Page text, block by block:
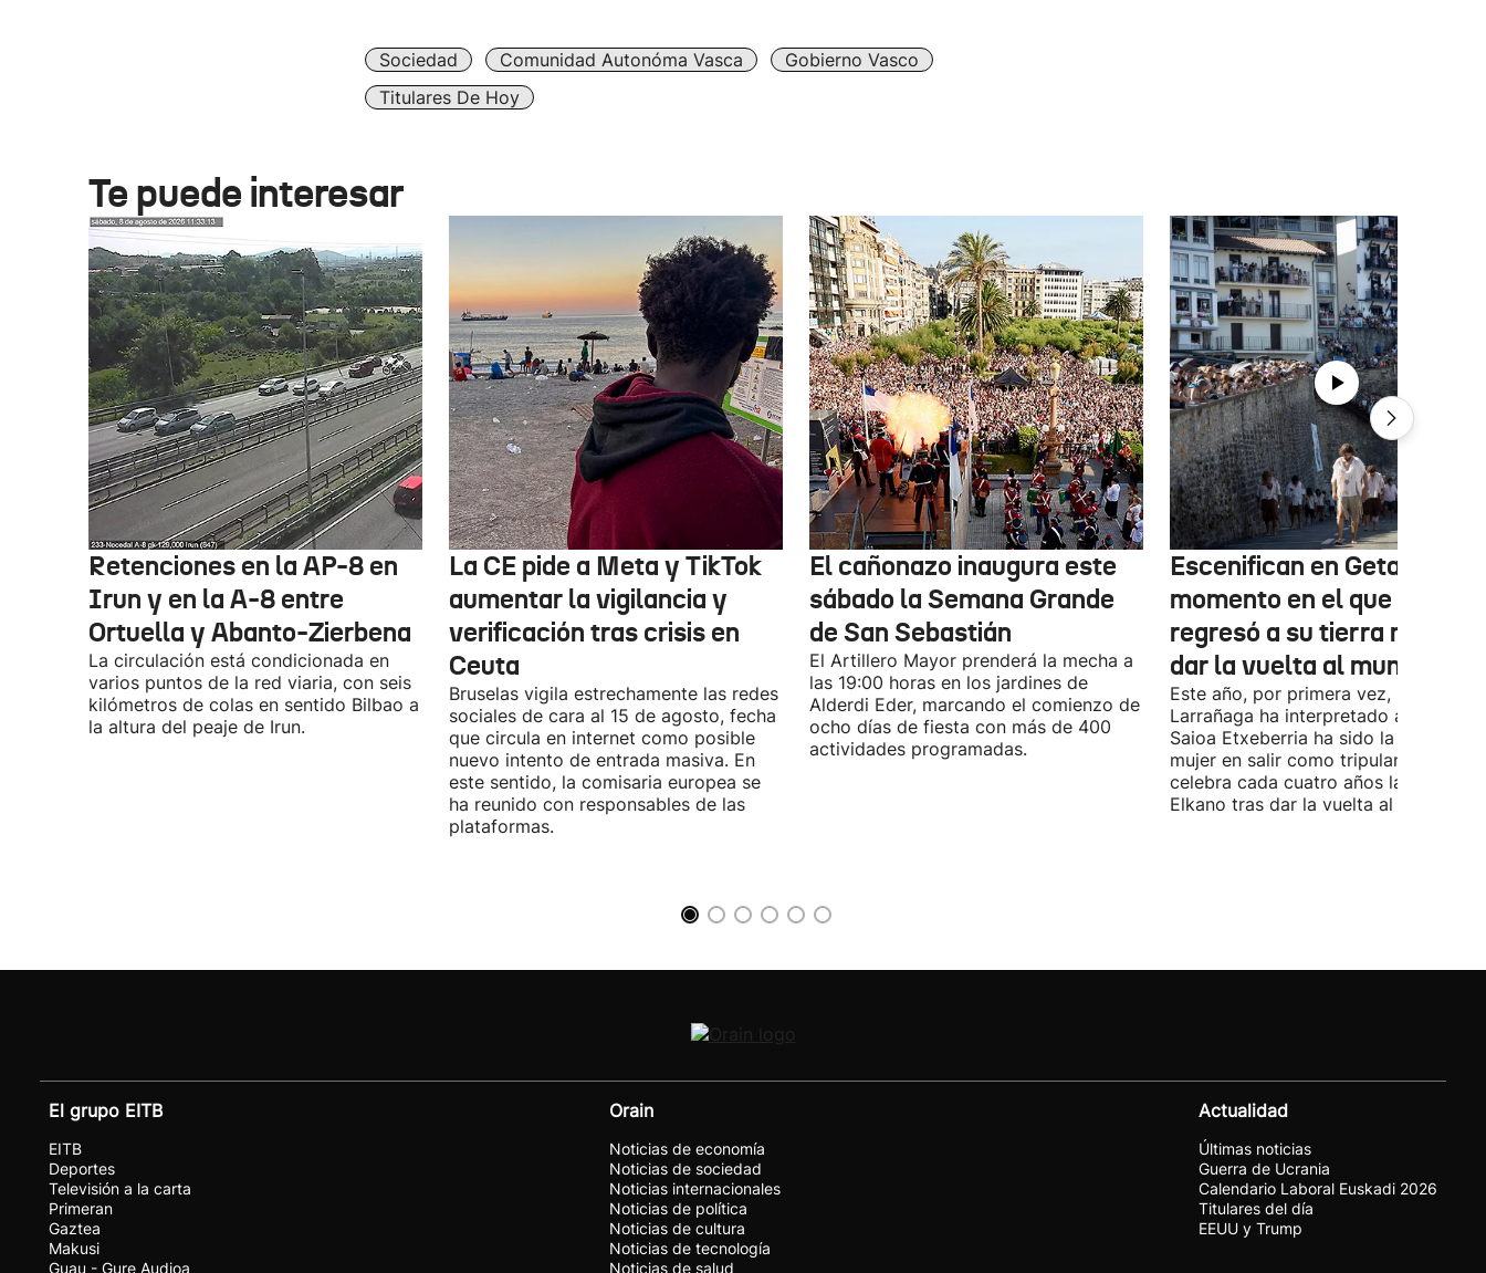
Sociedad Comunidad Autonóma Vasca
Gobierno Vasco
Titulares De Hoy
Te puede interesar
Retenciones en la AP-8 en
Irun y en la A-8 entre
Ortuella y Abanto-Zierbena
La circulación está condicionada en
varios puntos de la red viaria, con seis
kilómetros de colas en sentido Bilbao a
la altura del peaje de Irun.
La CE pide a Meta y TikTok
aumentar la vigilancia y
verificación tras crisis en
Ceuta
Bruselas vigila estrechamente las redes
sociales de cara al 15 de agosto, fecha
que circula en internet como posible
nuevo intento de entrada masiva. En
este sentido, la comisaria europea se
ha reunido con responsables de las
plataformas.
El cañonazo inaugura este
sábado la Semana Grande
de San Sebastián
El Artillero Mayor prenderá la mecha a
las 19:00 horas en los jardines de
Alderdi Eder, marcando el comienzo de
ocho días de fiesta con más de 400
actividades programadas.
Escenifican en Getaria el
momento en el que Elkano
regresó a su tierra natal
dar la vuelta al mundo
Este año, por primera vez, Mikel
Larrañaga ha interpretado a Elkano, y
Saioa Etxeberria ha sido la primera
mujer en salir como tripulante.
celebra cada cuatro años la llegada
Elkano tras dar la vuelta al mundo.
El grupo EITB
EITB
Deportes
Televisión a la carta
Primeran
Gaztea
Makusi
Guau - Gure Audioa
Orain
Noticias de economía
Noticias de sociedad
Noticias internacionales
Noticias de política
Noticias de cultura
Noticias de tecnología
Noticias de salud
Actualidad
Últimas noticias
Guerra de Ucrania
Calendario Laboral Euskadi 2026
Titulares del día
EEUU y Trump